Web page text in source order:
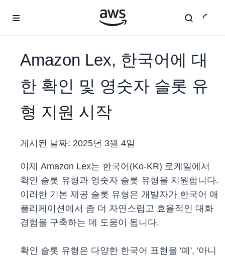
Amazon Lex, 한국어에 대
한 확인 및 영숫자 슬롯 유
형 지원 시작
게시된 날짜: 2025년 3월 4일
이제 Amazon Lex는 한국어(Ko-KR) 로케일에서
확인 슬롯 유형과 영숫자 슬롯 유형을 지원합니다.
이러한 기본 제공 슬롯 유형은 개발자가 한국어 애
플리케이션에서 좀 더 자연스럽고 효율적인 대화
경험을 구축하는 데 도움이 됩니다.
확인 슬롯 유형은 다양한 한국어 표현을 '예', '아니